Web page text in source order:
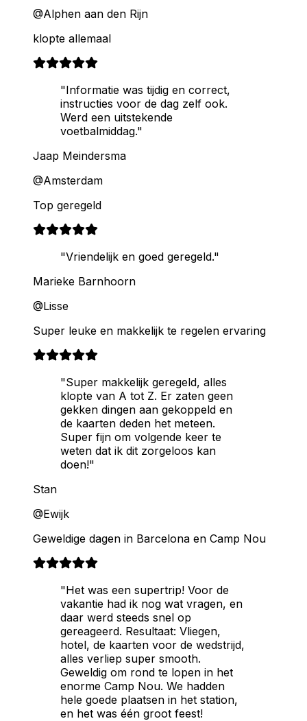
@Alphen aan den Rijn
klopte allemaal
"Informatie was tijdig en correct,
instructies voor de dag zelf ook.
Werd een uitstekende
voetbalmiddag."
Jaap Meindersma
@Amsterdam
Top geregeld
"Vriendelijk en goed geregeld."
Marieke Barnhoorn
@Lisse
Super leuke en makkelijk te regelen ervaring
"Super makkelijk geregeld, alles
klopte van A tot Z. Er zaten geen
gekken dingen aan gekoppeld en
de kaarten deden het meteen.
Super fijn om volgende keer te
weten dat ik dit zorgeloos kan
doen!"
Stan
@Ewijk
Geweldige dagen in Barcelona en Camp Nou
"Het was een supertrip! Voor de
vakantie had ik nog wat vragen, en
daar werd steeds snel op
gereageerd. Resultaat: Vliegen,
hotel, de kaarten voor de wedstrijd,
alles verliep super smooth.
Geweldig om rond te lopen in het
enorme Camp Nou. We hadden
hele goede plaatsen in het station,
en het was één groot feest!